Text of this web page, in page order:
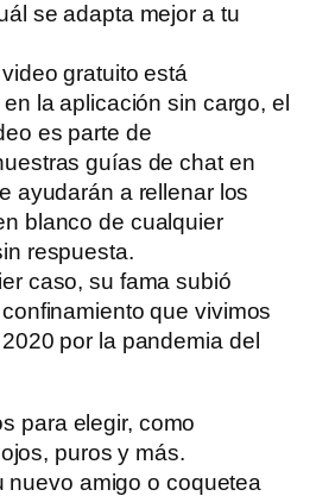
se adapta mejor a tu
gratuito está
la aplicación sin cargo, el
es parte de
guías de chat en
ayudarán a rellenar los
blanco de cualquier
respuesta.
caso, su fama subió
que vivimos
por la pandemia del
para elegir, como
puros y más.
nuevo amigo o coquetea